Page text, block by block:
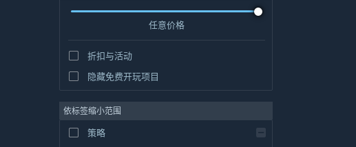
任意价格
折扣与活动
隐藏免费开玩项目
依标签缩小范围
策略